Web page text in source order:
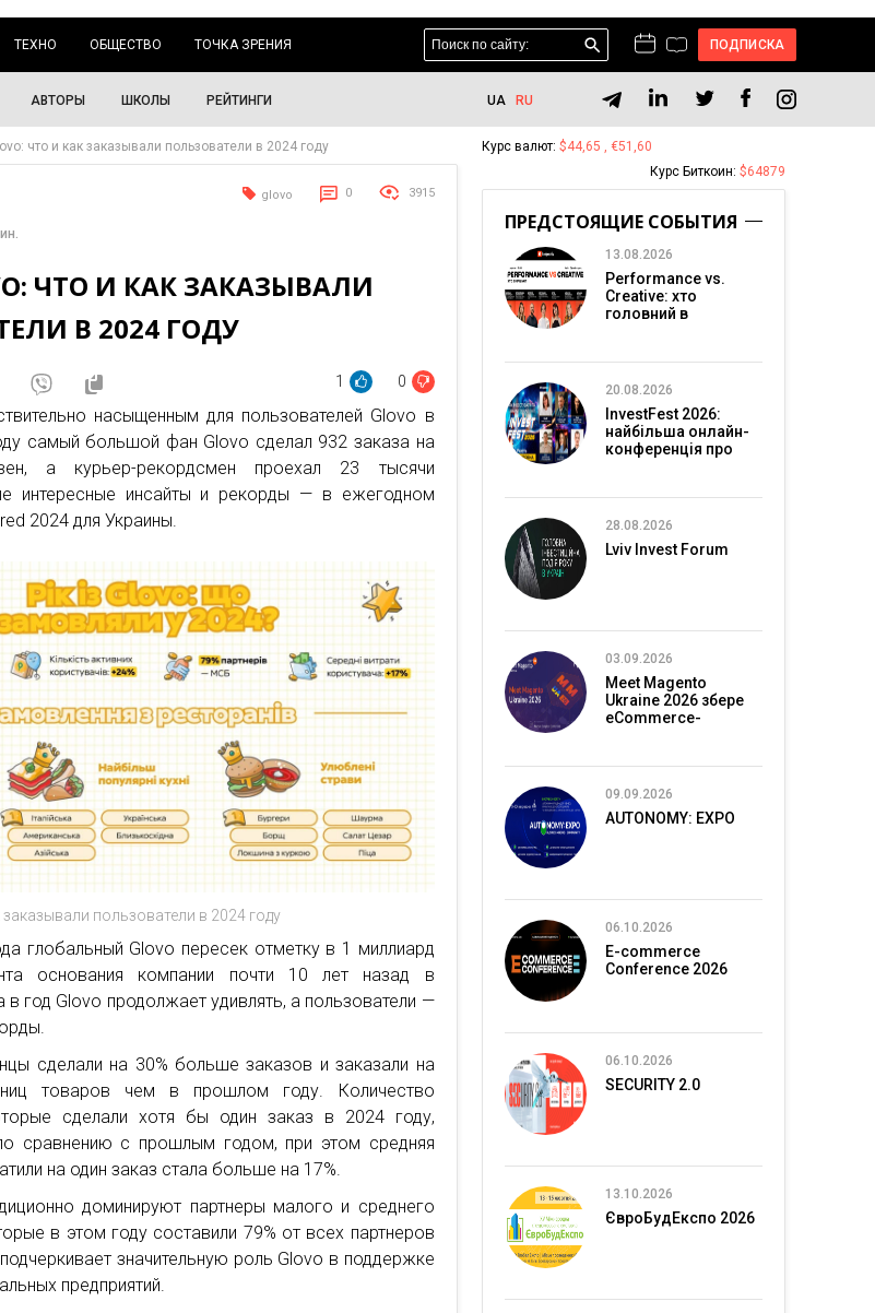
ТЕХНО ОБЩЕСТВО ТОЧКА ЗРЕНИЯ ПОДПИСКА
АВТОРЫ ШКОЛЫ РЕЙТИНГИ UA RU
что и как заказывали пользователи в 2024 году
glovo 0 3915
ЧТО И КАК ЗАКАЗЫВАЛИ
В 2024 ГОДУ
1 0
насыщенным для пользователей Glovo в
самый большой фан Glovo сделал 932 заказа на
а курьер-рекордсмен проехал 23 тысячи
интересные инсайты и рекорды — в ежегодном
2024 для Украины.
заказывали пользователи в 2024 году
глобальный Glovo пересек отметку в 1 миллиард
основания компании почти 10 лет назад в
в год Glovo продолжает удивлять, а пользователи —
сделали на 30% больше заказов и заказали на
товаров чем в прошлом году. Количество
сделали хотя бы один заказ в 2024 году,
сравнению с прошлым годом, при этом средняя
на один заказ стала больше на 17%.
доминируют партнеры малого и среднего
в этом году составили 79% от всех партнеров
значительную роль Glovo в поддержке
предприятий.
Курс валют: $44,65 , €51,60
Курс Биткоин: $64879
ПРЕДСТОЯЩИЕ СОБЫТИЯ
13.08.2026
Performance vs.
Creative: хто
головний в
20.08.2026
InvestFest 2026:
найбільша онлайн-
конференція про
28.08.2026
Lviv Invest Forum
03.09.2026
Meet Magento
Ukraine 2026 збере
eCommerce-
09.09.2026
AUTONOMY: EXPO
06.10.2026
E-commerce
Conference 2026
06.10.2026
SECURITY 2.0
13.10.2026
ЄвроБудЕкспо 2026